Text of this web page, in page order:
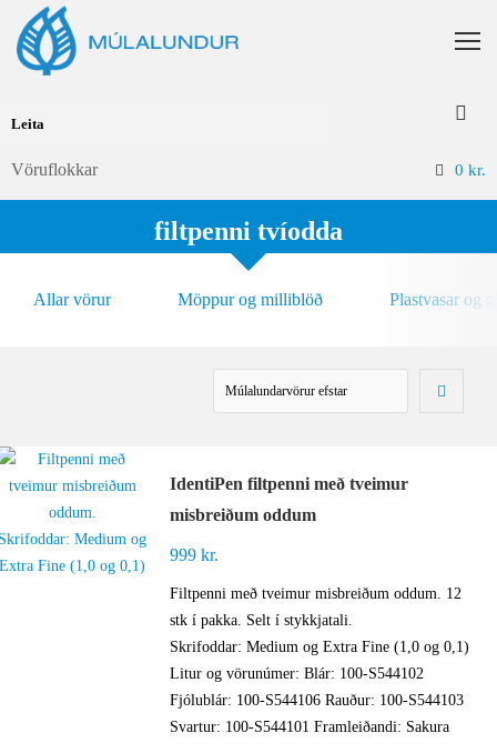
Vöruflokkar 0 kr.
filtpenni tvíodda
Allar vörur Möppur og milliblöð Plastvasar og
IdentiPen filtpenni með tveimur
misbreiðum oddum
999kr.
Filtpenni með tveimur misbreiðum oddum. 12
stk í pakka. Selt í stykkjatali.
Skrifoddar: Medium og Extra Fine (1,0 og 0,1)
Litur og vörunúmer: Blár: 100-S544102
Fjólublár: 100-S544106 Rauður: 100-S544103
Svartur: 100-S544101 Framleiðandi: Sakura